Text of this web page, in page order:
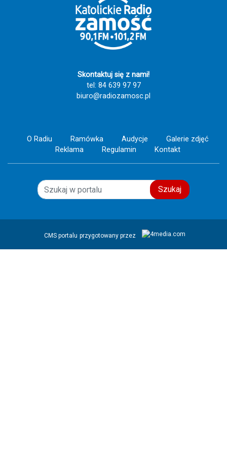
człowieka. Szczęść Boże! 🙏💙
Skontaktuj się z nami!
tel: 84 639 97 97
biuro@radiozamosc.pl
O Radiu Ramówka Audycje
Galerie zdjęć
Reklama
Regulamin Kontakt
Szukaj
CMS portalu przygotowany przez